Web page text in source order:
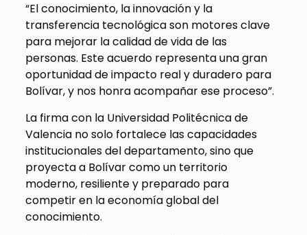
“El conocimiento, la innovación y la
transferencia tecnológica son motores clave
para mejorar la calidad de vida de las
personas. Este acuerdo representa una gran
oportunidad de impacto real y duradero para
Bolívar, y nos honra acompañar ese proceso”.
La firma con la Universidad Politécnica de
Valencia no solo fortalece las capacidades
institucionales del departamento, sino que
proyecta a Bolívar como un territorio
moderno, resiliente y preparado para
competir en la economía global del
conocimiento.